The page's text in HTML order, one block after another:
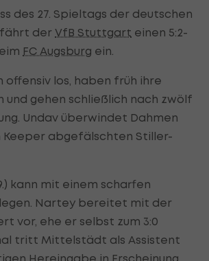
des 27. Spieltags der deutschen
fährt der VfB Stuttgart einen 5:2-
FC Augsburg ein.
offensiv los, haben früh ihre
und gehen schließlich nach zwölf
Undav überwindet Dahmen
Keeper abgefälschten Stiller-
kann mit einem scharfen
Nartey bereitet mit der
vor, ehe er selbst zum 3:0
tritt Mittelstädt als Assistent
Hereingabe in Erscheinung